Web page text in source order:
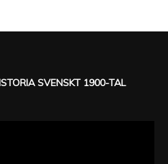
SVENSKT 1900-TAL